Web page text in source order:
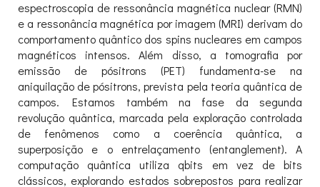
espectroscopia de ressonância magnética nuclear (RMN)
e a ressonância magnética por imagem (MRI) derivam do
comportamento quântico dos spins nucleares em campos
magnéticos intensos. Além disso, a tomografia por
emissão de pósitrons (PET) fundamenta-se na
aniquilação de pósitrons, prevista pela teoria quântica de
campos. Estamos também na fase da segunda
revolução quântica, marcada pela exploração controlada
de fenômenos como a coerência quântica, a
superposição e o entrelaçamento (entanglement). A
computação quântica utiliza qbits em vez de bits
clássicos, explorando estados sobrepostos para realizar